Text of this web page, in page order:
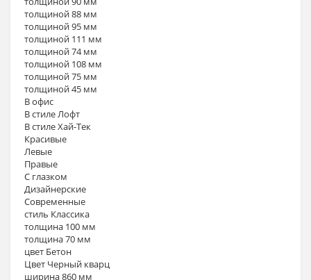
толщиной 88 мм
толщиной 95 мм
толщиной 111 мм
толщиной 74 мм
толщиной 108 мм
толщиной 75 мм
толщиной 45 мм
В офис
В стиле Лофт
В стиле Хай-Тек
Красивые
Левые
Правые
С глазком
Дизайнерские
Современные
стиль Классика
толщина 100 мм
толщина 70 мм
цвет Бетон
Цвет Черный кварц
ширина 860 мм